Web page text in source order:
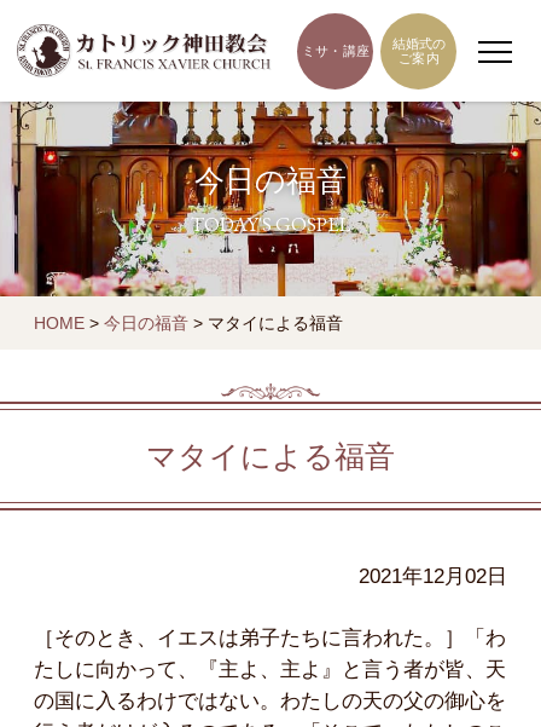
ミサ・講座
結婚式の
ご案内
今日の福音
TODAY'S GOSPEL
HOME > 今日の福音 > マタイによる福音
マタイによる福音
2021年12月02日
［そのとき、イエスは弟子たちに言われた。］「わ
たしに向かって、『主よ、主よ』と言う者が皆、天
の国に入るわけではない。わたしの天の父の御心を